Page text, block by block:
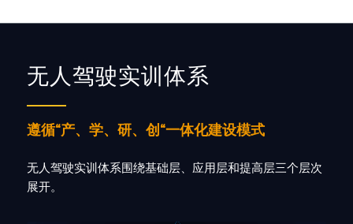
无人驾驶实训体系
遵循“产、学、研、创“一体化建设模式
无人驾驶实训体系围绕基础层、应用层和提高层三个层次
展开。